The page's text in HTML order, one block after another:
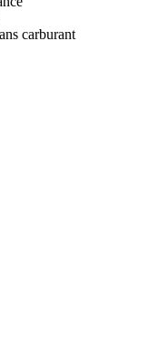
carburant